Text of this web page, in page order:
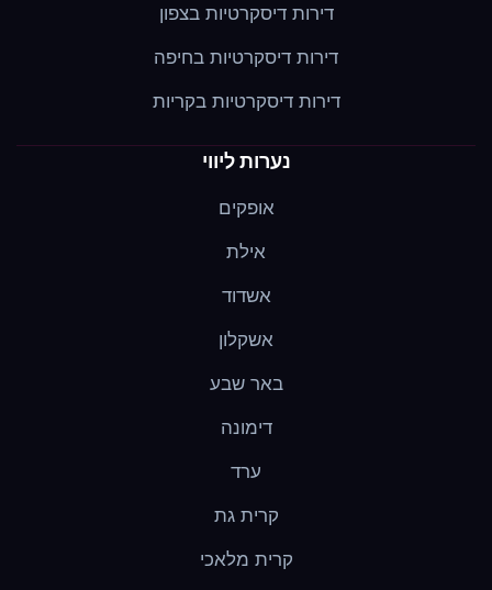
דירות דיסקרטיות בצפון
דירות דיסקרטיות בחיפה
דירות דיסקרטיות בקריות
נערות ליווי
אופקים
אילת
אשדוד
אשקלון
באר שבע
דימונה
ערד
קרית גת
קרית מלאכי